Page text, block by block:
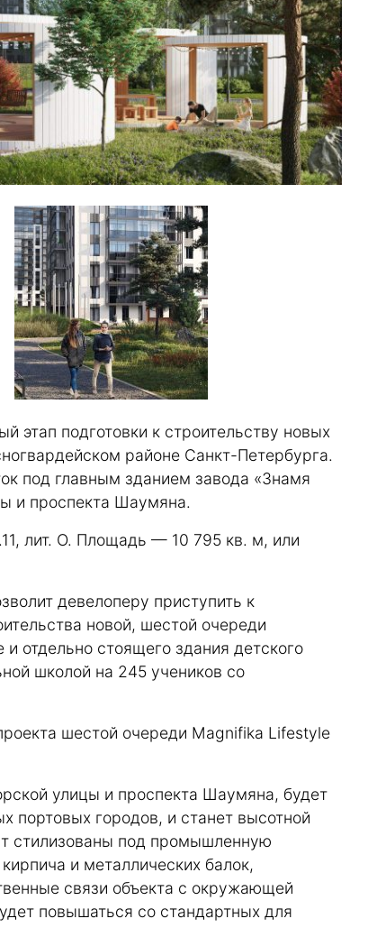
этап подготовки к строительству новых
районе Санкт-Петербурга.
под главным зданием завода «Знамя
и проспекта Шаумяна.
лит. О. Площадь — 10 795 кв. м, или
девелоперу приступить к
новой, шестой очереди
отдельно стоящего здания детского
школой на 245 учеников со
шестой очереди Magnifika Lifestyle
улицы и проспекта Шаумяна, будет
портовых городов, и станет высотной
стилизованы под промышленную
и металлических балок,
связи объекта с окружающей
повышаться со стандартных для